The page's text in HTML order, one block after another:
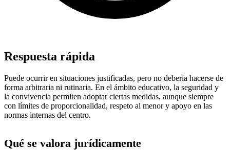
Respuesta rápida
Puede ocurrir en situaciones justificadas, pero no debería hacerse de
forma arbitraria ni rutinaria. En el ámbito educativo, la seguridad y
la convivencia permiten adoptar ciertas medidas, aunque siempre
con límites de proporcionalidad, respeto al menor y apoyo en las
normas internas del centro.
Qué se valora jurídicamente